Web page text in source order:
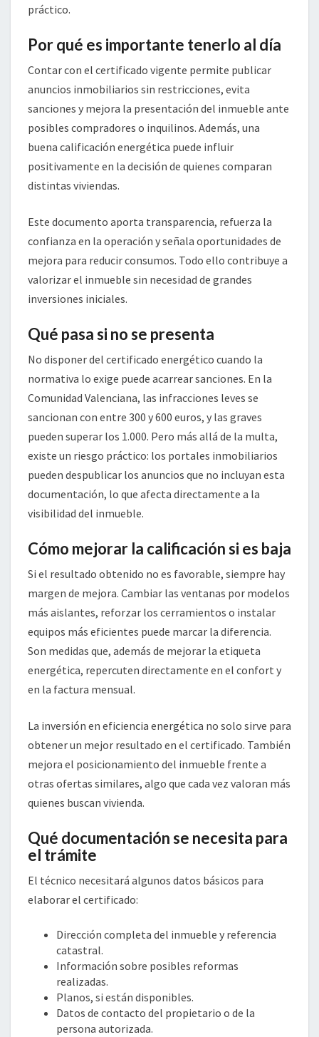
práctico.
Por qué es importante tenerlo al día
Contar con el certificado vigente permite publicar
anuncios inmobiliarios sin restricciones, evita
sanciones y mejora la presentación del inmueble ante
posibles compradores o inquilinos. Además, una
buena calificación energética puede influir
positivamente en la decisión de quienes comparan
distintas viviendas.
Este documento aporta transparencia, refuerza la
confianza en la operación y señala oportunidades de
mejora para reducir consumos. Todo ello contribuye a
valorizar el inmueble sin necesidad de grandes
inversiones iniciales.
Qué pasa si no se presenta
No disponer del certificado energético cuando la
normativa lo exige puede acarrear sanciones. En la
Comunidad Valenciana, las infracciones leves se
sancionan con entre 300 y 600 euros, y las graves
pueden superar los 1.000. Pero más allá de la multa,
existe un riesgo práctico: los portales inmobiliarios
pueden despublicar los anuncios que no incluyan esta
documentación, lo que afecta directamente a la
visibilidad del inmueble.
Cómo mejorar la calificación si es baja
Si el resultado obtenido no es favorable, siempre hay
margen de mejora. Cambiar las ventanas por modelos
más aislantes, reforzar los cerramientos o instalar
equipos más eficientes puede marcar la diferencia.
Son medidas que, además de mejorar la etiqueta
energética, repercuten directamente en el confort y
en la factura mensual.
La inversión en eficiencia energética no solo sirve para
obtener un mejor resultado en el certificado. También
mejora el posicionamiento del inmueble frente a
otras ofertas similares, algo que cada vez valoran más
quienes buscan vivienda.
Qué documentación se necesita para
el trámite
El técnico necesitará algunos datos básicos para
elaborar el certificado:
Dirección completa del inmueble y referencia
catastral.
Información sobre posibles reformas
realizadas.
Planos, si están disponibles.
Datos de contacto del propietario o de la
persona autorizada.